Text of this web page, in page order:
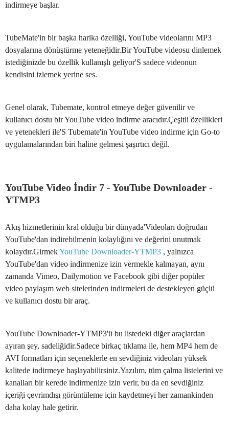
indirmeye başlar.
TubeMate'in bir başka harika özelliği, YouTube videolarını MP3
dosyalarına dönüştürme yeteneğidir.Bir YouTube videosu dinlemek
istediğinizde bu özellik kullanışlı geliyor'S sadece videonun
kendisini izlemek yerine ses.
Genel olarak, Tubemate, kontrol etmeye değer güvenilir ve
kullanıcı dostu bir YouTube video indirme aracıdır.Çeşitli özellikleri
ve yetenekleri ile'S Tubemate'in YouTube video indirme için Go-to
uygulamalarından biri haline gelmesi şaşırtıcı değil.
YouTube Video İndir 7 - YouTube Downloader -
YTMP3
Akış hizmetlerinin kral olduğu bir dünyada'Videoları doğrudan
YouTube'dan indirebilmenin kolaylığını ve değerini unutmak
kolaydır.GirmekYouTube Downloader-YTMP3 , yalnızca
YouTube'dan video indirmenize izin vermekle kalmayan, aynı
zamanda Vimeo, Dailymotion ve Facebook gibi diğer popüler
video paylaşım web sitelerinden indirmeleri de destekleyen güçlü
ve kullanıcı dostu bir araç.
YouTube Downloader-YTMP3'ü bu listedeki diğer araçlardan
ayıran şey, sadeliğidir.Sadece birkaç tıklama ile, hem MP4 hem de
AVI formatları için seçeneklerle en sevdiğiniz videoları yüksek
kalitede indirmeye başlayabilirsiniz.Yazılım, tüm çalma listelerini ve
kanalları bir kerede indirmenize izin verir, bu da en sevdiğiniz
içeriği çevrimdışı görüntüleme için kaydetmeyi her zamankinden
daha kolay hale getirir.